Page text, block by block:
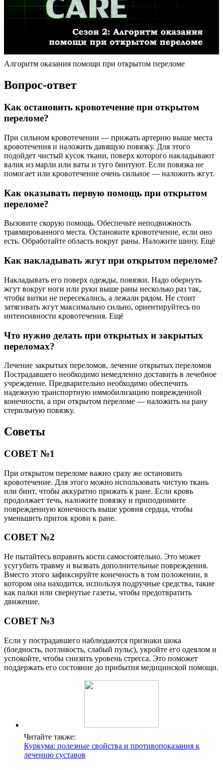
Алгоритм оказания помощи при открытом переломе
Вопрос-ответ
Как остановить кровотечение при открытом
переломе?
При сильном кровотечении — прижать артерию выше места
кровотечения и наложить давящую повязку. Для этого
подойдет чистый кусок ткани, поверх которого накладывают
валик из марли или ваты и туго бинтуют. Если повязка не
помогает или кровотечение очень сильное — наложить жгут.
Как оказывать первую помощь при открытом
переломе?
Вызовите скорую помощь. Обеспечьте неподвижность
травмированного места. Остановите кровотечение, если оно
есть. Обработайте область вокруг раны. Наложите шину. Ещё
Как накладывать жгут при открытом переломе?
Накладывать его поверх одежды, повязки. Надо обернуть
жгут вокруг ноги или руки выше раны несколько раз так,
чтобы витки не пересекались, а лежали рядом. Не стоит
затягивать жгут максимально сильно, ориентируйтесь по
интенсивности кровотечения. Ещё
Что нужно делать при открытых и закрытых
переломах?
Лечение закрытых переломов, лечение открытых переломов
Пострадавшего необходимо немедленно доставить в лечебное
учреждение. Предварительно необходимо обеспечить
надежную транспортную иммобилизацию поврежденной
конечности, а при открытом переломе — наложить на рану
стерильную повязку.
Советы
СОВЕТ №1
При открытом переломе важно сразу же остановить
кровотечение. Для этого можно использовать чистую ткань
или бинт, чтобы аккуратно прижать к ране. Если кровь
продолжает течь, наложите повязку и приподнимите
поврежденную конечность выше уровня сердца, чтобы
уменьшить приток крови к ране.
СОВЕТ №2
Не пытайтесь вправить кости самостоятельно. Это может
усугубить травму и вызвать дополнительные повреждения.
Вместо этого зафиксируйте конечность в том положении, в
котором она находится, используя подручные средства, такие
как палки или свернутые газеты, чтобы предотвратить
движение.
СОВЕТ №3
Если у пострадавшего наблюдаются признаки шока
(бледность, потливость, слабый пульс), укройте его одеялом и
успокойте, чтобы снизить уровень стресса. Это поможет
поддержать его состояние до прибытия медицинской помощи.
Читайте также:
Куркума: полезные свойства и противопоказания к
лечению суставов